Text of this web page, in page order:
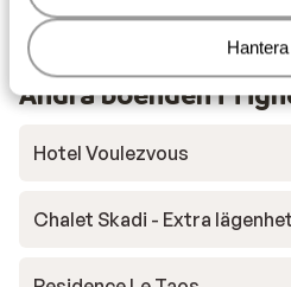
Hantera
Utrustning
Andra boenden i
Hotel Voulezvous
Chalet Skadi - Extra